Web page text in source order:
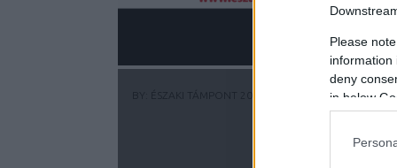
Please
information
deny
in below